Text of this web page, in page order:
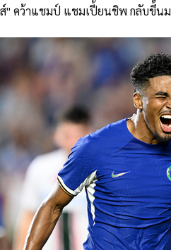
" คว้าแชมป์ แชมเปี้ยนชิพ กลับขึ้นม